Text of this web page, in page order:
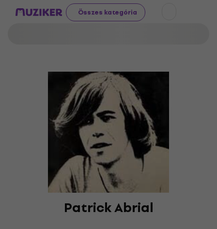
Összes kategória
Patrick Abrial